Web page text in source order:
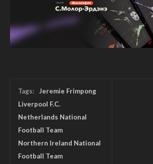
Tags:
Jeremie Frimpong
Liverpool F.C.
Netherlands National
Football Team
Northern Ireland National
Football Team